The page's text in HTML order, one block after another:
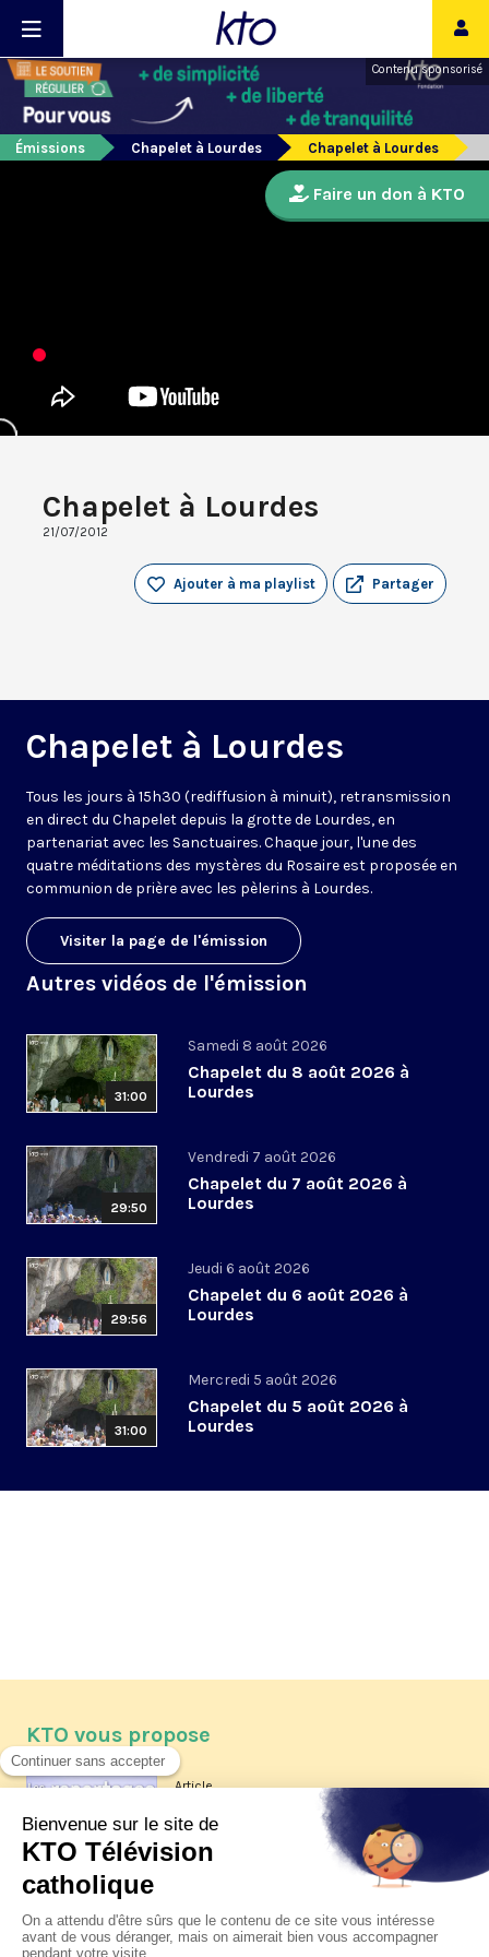
Contenu sponsorisé
Émissions Chapelet à Lourdes Chapelet à Lourdes
Chapelet à Lourdes
21/07/2012
Partager
Ajouter à ma playlist
Chapelet à Lourdes
Tous les jours à 15h30 (rediffusion à minuit), retransmission
en direct du Chapelet depuis la grotte de Lourdes, en
partenariat avec les Sanctuaires. Chaque jour, l'une des
quatre méditations des mystères du Rosaire est proposée en
communion de prière avec les pèlerins à Lourdes.
Visiter la page de l'émission
Autres vidéos de l'émission
31:00
Samedi 8 août 2026
Chapelet du 8 août 2026 à
Lourdes
29:50
Vendredi 7 août 2026
Chapelet du 7 août 2026 à
Lourdes
29:56
Jeudi 6 août 2026
Chapelet du 6 août 2026 à
Lourdes
31:00
Mercredi 5 août 2026
Chapelet du 5 août 2026 à
Lourdes
Faire un don à KTO
KTO vous propose
Article
Les reportages d'été 2026 de KTO
La visite pastorale du pape Léon
XIV à Assise à suivre sur KTO le
jeudi 6 août